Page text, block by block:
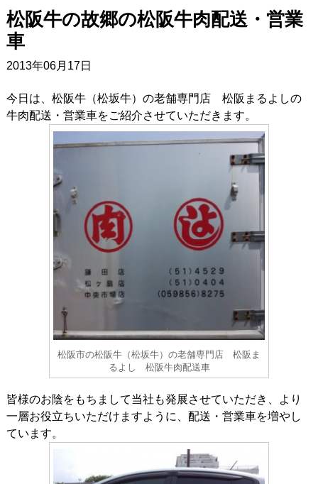
松阪牛の故郷の松阪牛肉配送・営業
車
2013年06月17日
今日は、松阪牛（松坂牛）の老舗専門店 松阪まるよしの
牛肉配送・営業車をご紹介させていただきます。
松阪市の松阪牛（松坂牛）の老舗専門店 松阪ま
るよし 松阪牛肉配送車
皆様のお陰をもちまして当社も発展させていただき、より
一層お役立ちいただけますように、配送・営業車を増やし
ています。